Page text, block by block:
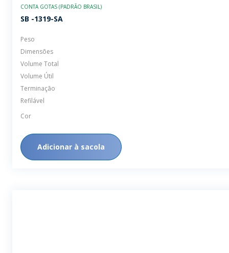
CONTA GOTAS (PADRÃO BRASIL)
SB -1319-SA
Peso
Dimensões
Volume Total
Volume Útil
Terminação
Refilável
Cor
Adicionar à sacola